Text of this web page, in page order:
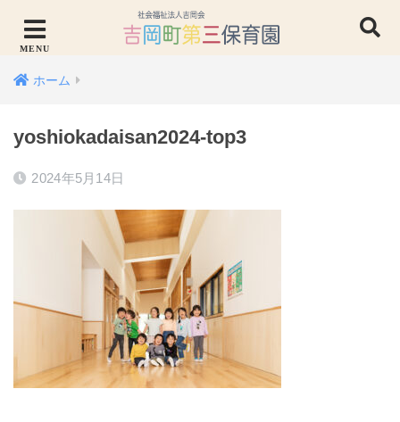
ホーム
yoshiokadaisan2024-top3
2024年5月14日